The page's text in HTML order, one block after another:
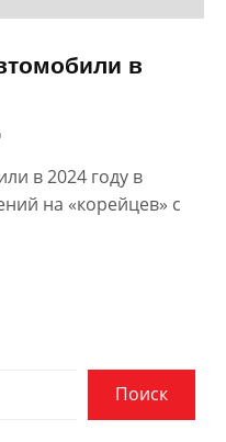
в
в 2024 году в
на «корейцев» с
Поиск